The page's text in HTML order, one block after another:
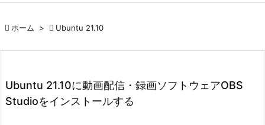
検索
 ホーム >  Ubuntu 21.10
Ubuntu 21.10に動画配信・録画ソフトウェアOBS
Studioをインストールする